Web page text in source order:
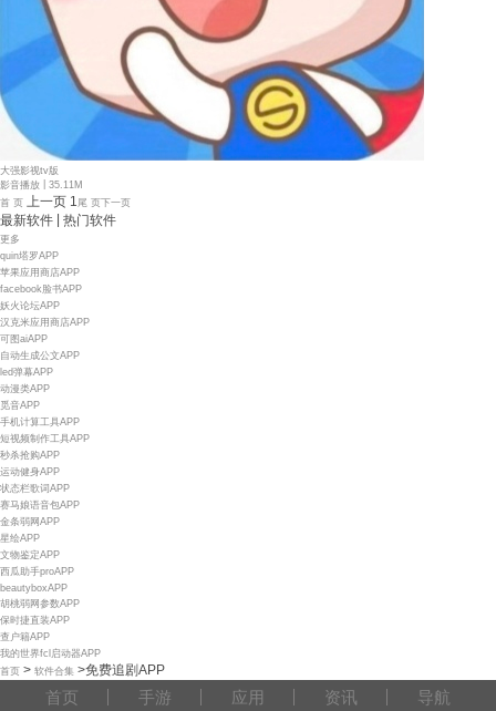
大强影视tv版
影音播放
35.11M
首 页 上一页 1 尾 页下一页
最新软件 | 热门软件
更多
quin塔罗APP
苹果应用商店APP
facebook脸书APP
妖火论坛APP
汉克米应用商店APP
可图aiAPP
自动生成公文APP
led弹幕APP
动漫类APP
觅音APP
手机计算工具APP
短视频制作工具APP
秒杀抢购APP
运动健身APP
状态栏歌词APP
赛马娘语音包APP
金条弱网APP
星绘APP
文物鉴定APP
西瓜助手proAPP
beautyboxAPP
胡桃弱网参数APP
保时捷直装APP
查户籍APP
我的世界fcl启动器APP
首页 > 软件合集 >免费追剧APP
首页 手游 应用 资讯
导航